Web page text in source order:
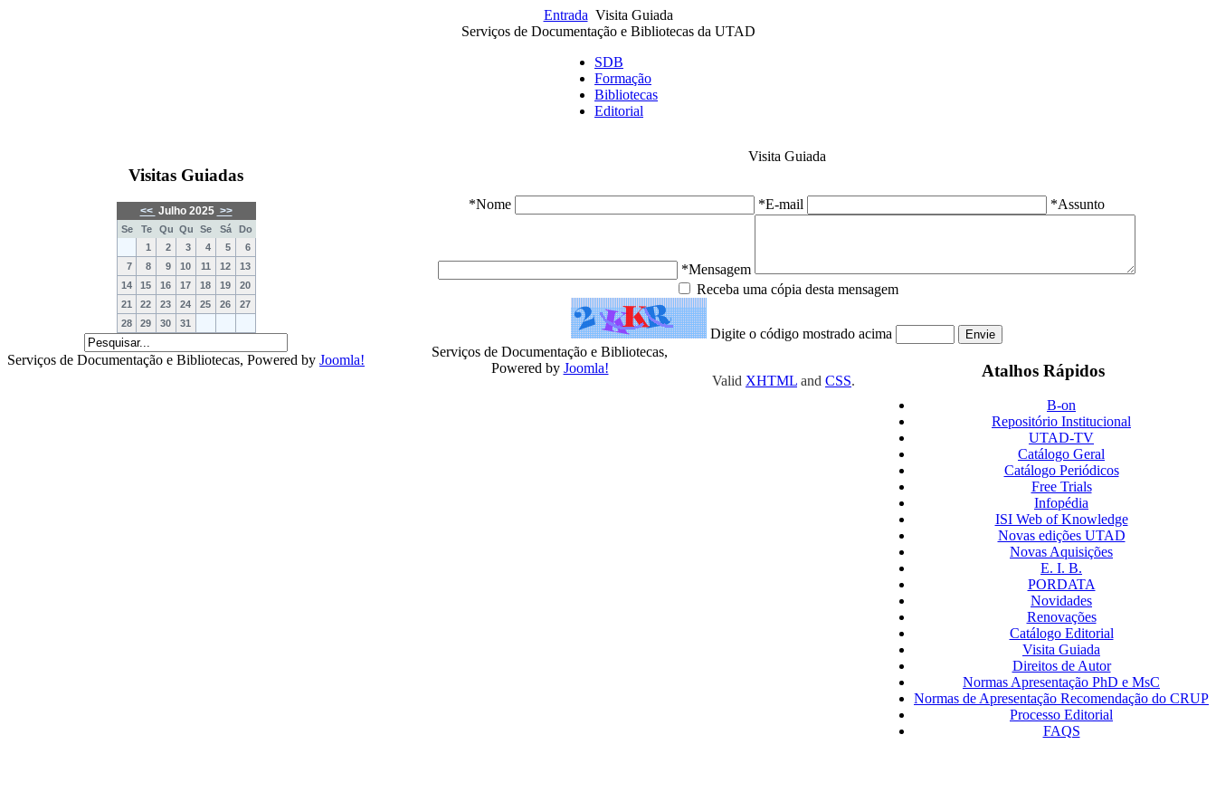
Entrada Visita Guiada
Serviços de Documentação e Bibliotecas da UTAD
SDB
Formação
Bibliotecas
Editorial
Visitas Guiadas
<< Julho 2025 >>
Se Te Qu Qu Se Sá
Do
1
2 3 4 5
6
7
8 9 10 11 12
13
14
15 16 17 18 19
20
21
22 23 24 25 26
27
28
29 30 31
Serviços de Documentação e Bibliotecas, Powered by Joomla!
Visita Guiada
*Nome *E-mail *Assunto
*Mensagem
Receba uma cópia desta mensagem
Digite o código mostrado acima
Atalhos Rápidos
B-on
Repositório Institucional
UTAD-TV
Catálogo Geral
Catálogo Periódicos
Free Trials
Infopédia
ISI Web of Knowledge
Novas edições UTAD
Novas Aquisições
E. I. B.
PORDATA
Novidades
Renovações
Catálogo Editorial
Visita Guiada
Direitos de Autor
Normas Apresentação PhD e MsC
Normas de Apresentação Recomendação do CRUP
Processo Editorial
FAQS
Valid XHTML and CSS.
Serviços de Documentação e Bibliotecas,
Powered by Joomla!